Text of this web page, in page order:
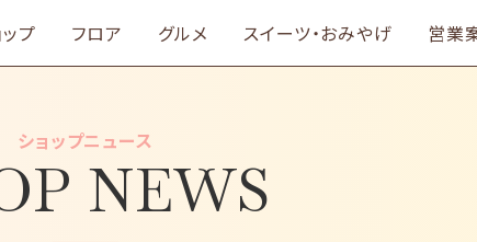
プ フロア グルメ スイーツ・おみやげ 営業
NEWS
ショップニュース